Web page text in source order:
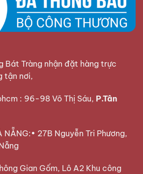
Bát Tràng nhận đặt hàng trực
tận nơi,
: 96-98 Võ Thị Sáu, P.Tân
NẴNG:• 27B Nguyễn Tri Phương,
Gian Gốm, Lô A2 Khu công